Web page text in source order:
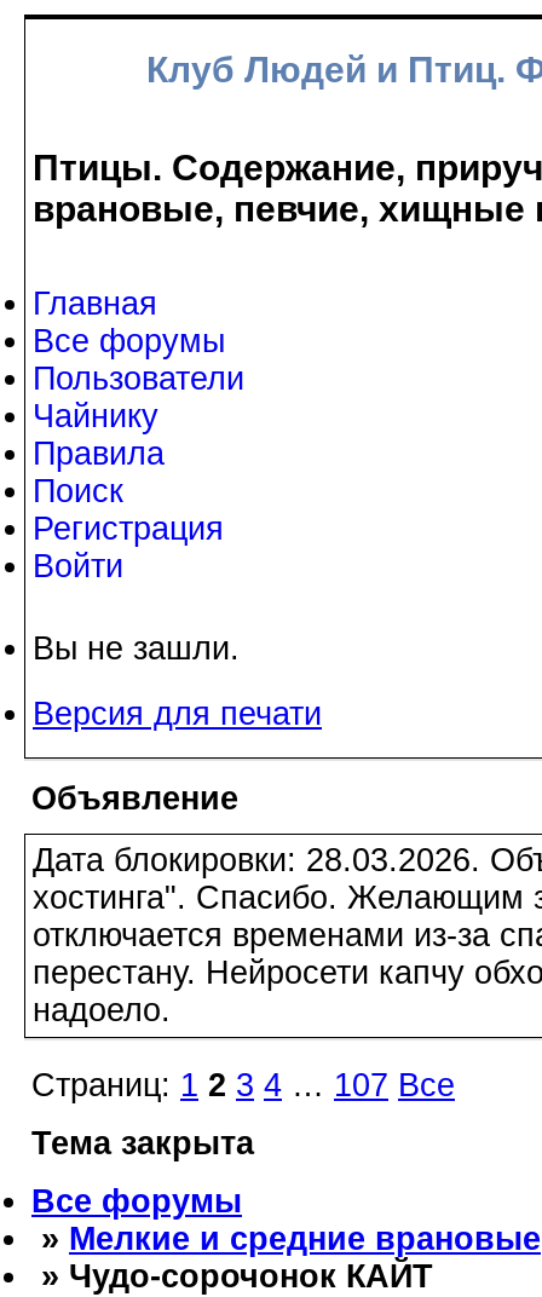
Клуб Людей и Птиц.
Птицы. Содержание,
врановые, певчие, хищные
Главная
Все форумы
Пользователи
Чайнику
Правила
Поиск
Регистрация
Войти
Вы не зашли.
Версия для печати
Объявление
Дата блокировки: 28.03.2026.
хостинга". Спасибо. Желающим
отключается временами из-за
перестану. Нейросети капчу
надоело.
Страниц: 1 2 3 4 … 107 Все
Тема закрыта
Все форумы
» Мелкие и средние врановые
» Чудо-сорочонок КАЙТ